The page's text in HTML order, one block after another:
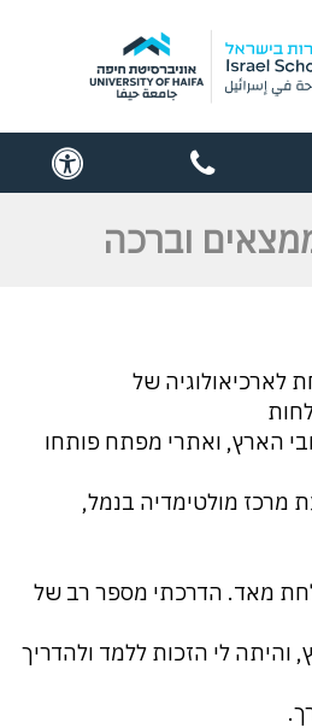
contact
us
וברכה
לארכיאולוגיה של
הארץ, ואתרי מפתח פותחו
מרכז מולטימדיה בנמל,
מאד. הדרכתי מספר רב של
והיתה לי הזכות ללמד ולהדריך